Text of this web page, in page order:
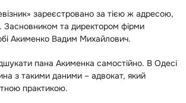
зареєстровано за тією ж адресою,
та директором фірми
Акименко Вадим Михайлович.
пана Акименка самостійно. В Одесі
з такими даними – адвокат, який
практикою.